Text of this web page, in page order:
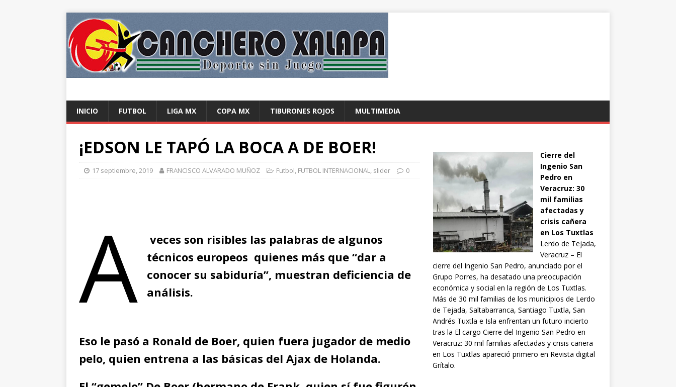
INICIO FUTBOL LIGA MX COPA MX TIBURONES ROJOS MULTIMEDIA
¡EDSON LE TAPÓ LA BOCA A DE BOER!
17 septiembre, 2019 FRANCISCO ALVARADO MUÑOZ Futbol, FUTBOL INTERNACIONAL, slider 0
A
veces son risibles las palabras de algunos
técnicos europeos quienes más que “dar a
conocer su sabiduría”, muestran deficiencia de
análisis.
Eso le pasó a Ronald de Boer, quien fuera jugador de medio
pelo, quien entrena a las básicas del Ajax de Holanda.
Cierre del
Ingenio San
Pedro en
Veracruz: 30
mil familias
afectadas y
crisis cañera
en Los Tuxtlas
Lerdo de Tejada,
Veracruz – El
cierre del Ingenio San Pedro, anunciado por el
Grupo Porres, ha desatado una preocupación
económica y social en la región de Los Tuxtlas.
Más de 30 mil familias de los municipios de Lerdo
de Tejada, Saltabarranca, Santiago Tuxtla, San
Andrés Tuxtla e Isla enfrentan un futuro incierto
tras la El cargo Cierre del Ingenio San Pedro en
Veracruz: 30 mil familias afectadas y crisis cañera
en Los Tuxtlas apareció primero en Revista digital
Grítalo.